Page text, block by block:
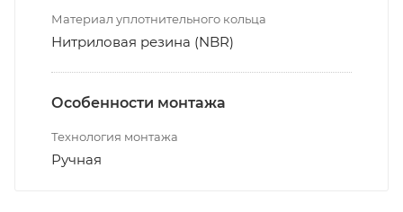
Материал уплотнительного кольца
Нитриловая резина (NBR)
Особенности монтажа
Технология монтажа
Ручная